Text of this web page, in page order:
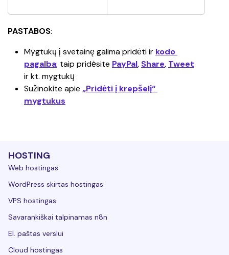
PASTABOS:
Mygtukų į svetainę galima pridėti ir kodo
pagalba; taip pridėsite PayPal, Share, Tweet
ir kt. mygtukų
Sužinokite apie „Pridėti į krepšelį“
mygtukus
HOSTING
Web hostingas
WordPress skirtas hostingas
VPS hostingas
Savarankiškai talpinamas n8n
El. paštas verslui
Cloud hostingas